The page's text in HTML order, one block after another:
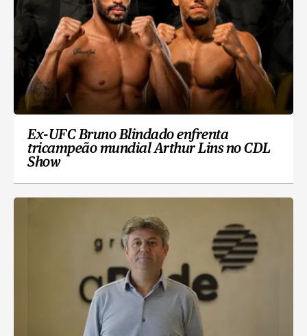
Ex-UFC Bruno Blindado enfrenta
tricampeão mundial Arthur Lins no CDL
Show